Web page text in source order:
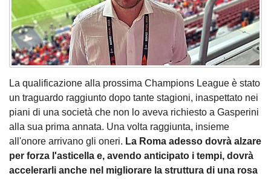
La qualificazione alla prossima Champions League è stato
un traguardo raggiunto dopo tante stagioni, inaspettato nei
piani di una società che non lo aveva richiesto a Gasperini
alla sua prima annata. Una volta raggiunta, insieme
all'onore arrivano gli oneri. La Roma adesso dovrà alzare
per forza l'asticella e, avendo anticipato i tempi, dovrà
accelerarli anche nel migliorare la struttura di una rosa